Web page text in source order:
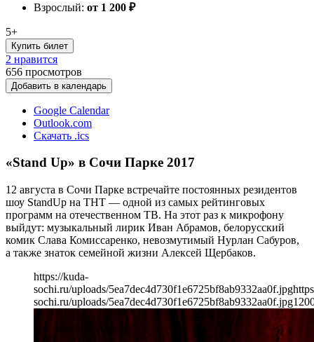
Взрослый: от 1 200 ₽
5+
Купить билет
2 нравится
656 просмотров
Добавить в календарь
Google Calendar
Outlook.com
Скачать .ics
«Stand Up» в Сочи Парке 2017
12 августа в Сочи Парке встречайте постоянных резидентов
шоу StandUp на ТНТ — одной из самых рейтинговых
программ на отечественном ТВ. На этот раз к микрофону
выйдут: музыкальный лирик Иван Абрамов, белорусский
комик Слава Комиссаренко, невозмутимый Нурлан Сабуров,
а также знаток семейной жизни Алексей Щербаков.
https://kuda-
sochi.ru/uploads/5ea7dec4d730f1e6725bf8ab9332aa0f.jpg
sochi.ru/uploads/5ea7dec4d730f1e6725bf8ab9332aa0f.jpg